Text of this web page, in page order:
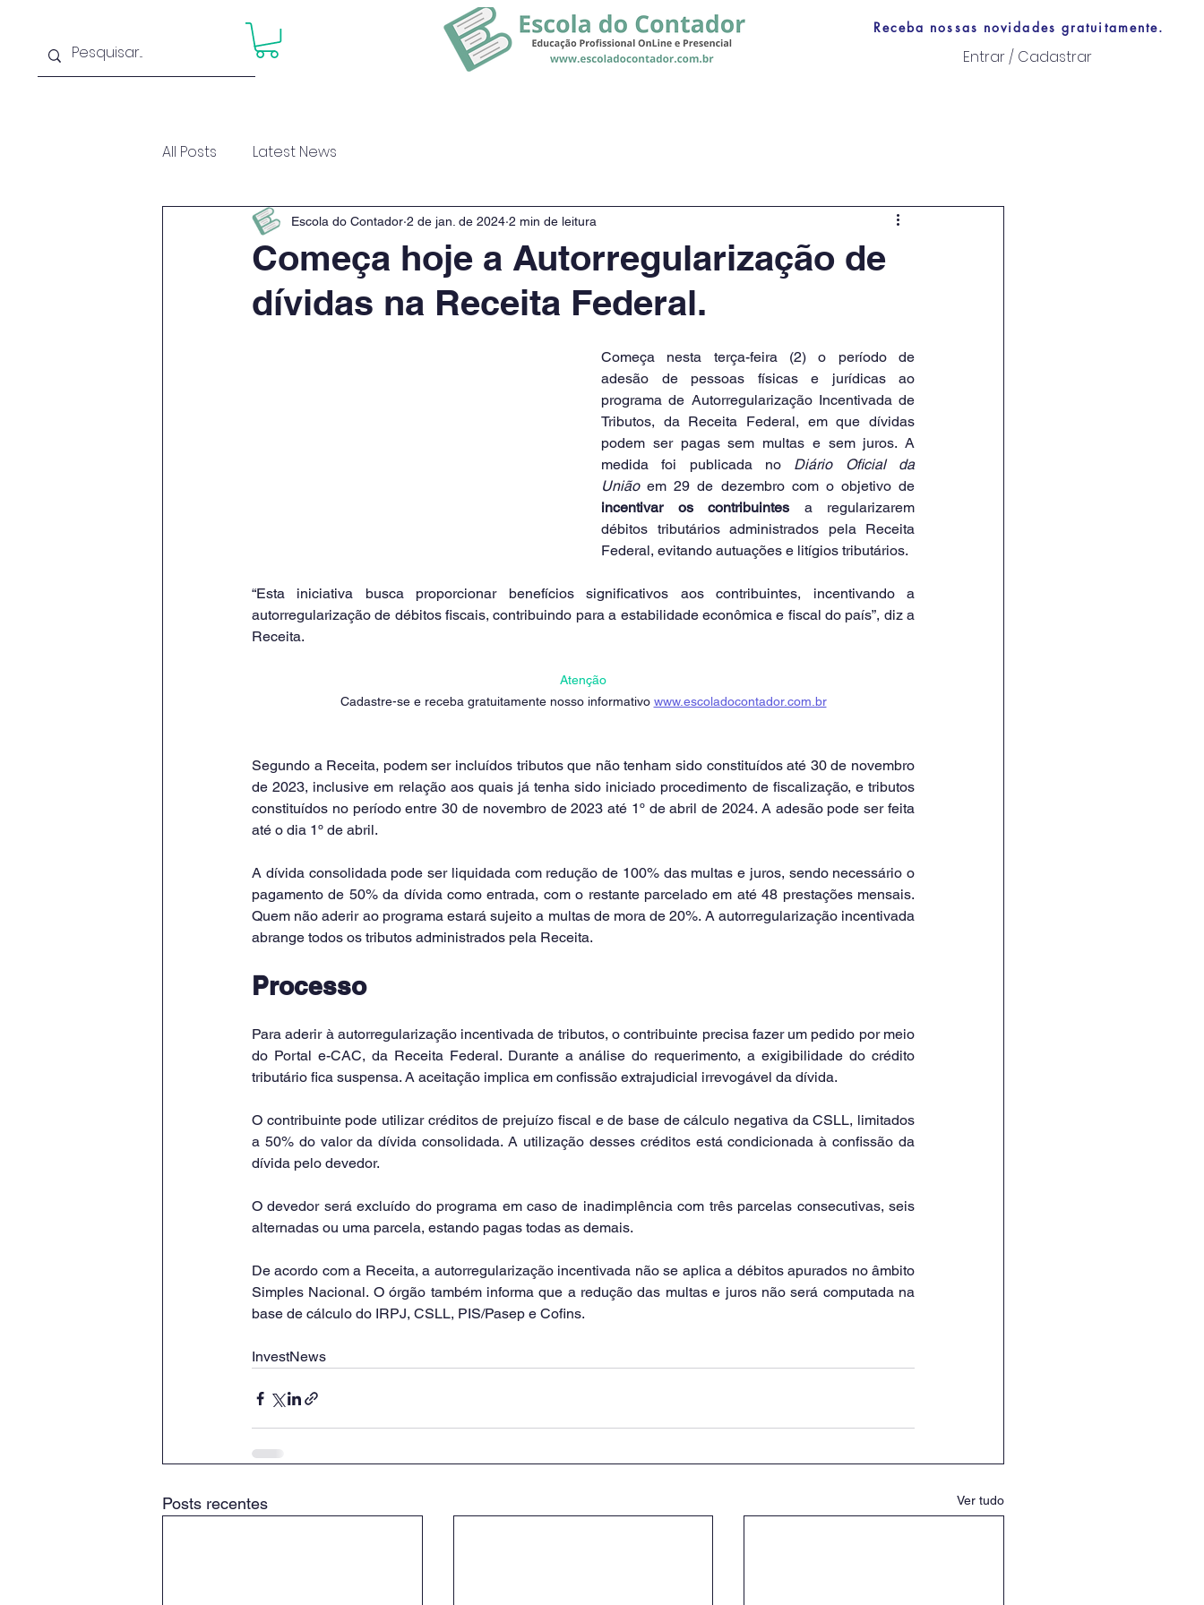
Receba nossas novidades gratuitamente.
Entrar / Cadastrar
All Posts Latest News
Começa hoje a Autorregularização de
dívidas na Receita Federal.
Escola do Contador 2 de jan. de 2024 2 min de leitura
Começa nesta terça-feira (2) o período de
adesão de pessoas físicas e jurídicas ao
programa de Autorregularização Incentivada de
Tributos, da Receita Federal, em que dívidas
podem ser pagas sem multas e sem juros. A
medida foi publicada no Diário Oficial da
União em 29 de dezembro com o objetivo de
incentivar os contribuintes a regularizarem
débitos tributários administrados pela Receita
Federal, evitando autuações e litígios tributários.
“Esta iniciativa busca proporcionar benefícios significativos aos contribuintes, incentivando a
autorregularização de débitos fiscais, contribuindo para a estabilidade econômica e fiscal do país”, diz a
Receita.
Atenção
Cadastre-se e receba gratuitamente nosso informativo www.escoladocontador.com.br
Segundo a Receita, podem ser incluídos tributos que não tenham sido constituídos até 30 de novembro
de 2023, inclusive em relação aos quais já tenha sido iniciado procedimento de fiscalização, e tributos
constituídos no período entre 30 de novembro de 2023 até 1º de abril de 2024. A adesão pode ser feita
até o dia 1º de abril.
A dívida consolidada pode ser liquidada com redução de 100% das multas e juros, sendo necessário o
pagamento de 50% da dívida como entrada, com o restante parcelado em até 48 prestações mensais.
Quem não aderir ao programa estará sujeito a multas de mora de 20%. A autorregularização incentivada
abrange todos os tributos administrados pela Receita.
Processo
Para aderir à autorregularização incentivada de tributos, o contribuinte precisa fazer um pedido por meio
do Portal e-CAC, da Receita Federal. Durante a análise do requerimento, a exigibilidade do crédito
tributário fica suspensa. A aceitação implica em confissão extrajudicial irrevogável da dívida.
O contribuinte pode utilizar créditos de prejuízo fiscal e de base de cálculo negativa da CSLL, limitados
a 50% do valor da dívida consolidada. A utilização desses créditos está condicionada à confissão da
dívida pelo devedor.
O devedor será excluído do programa em caso de inadimplência com três parcelas consecutivas, seis
alternadas ou uma parcela, estando pagas todas as demais.
De acordo com a Receita, a autorregularização incentivada não se aplica a débitos apurados no âmbito
Simples Nacional. O órgão também informa que a redução das multas e juros não será computada na
base de cálculo do IRPJ, CSLL, PIS/Pasep e Cofins.
InvestNews
Posts recentes Ver tudo